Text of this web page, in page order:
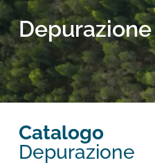
Depurazione
Catalogo
Depurazione